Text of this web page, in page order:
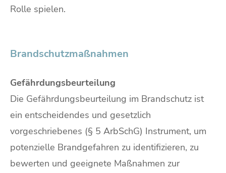
Rolle spielen.
Brandschutzmaßnahmen
Gefährdungsbeurteilung
Die Gefährdungsbeurteilung im Brandschutz ist
ein entscheidendes und gesetzlich
vorgeschriebenes (§ 5 ArbSchG) Instrument, um
potenzielle Brandgefahren zu identifizieren, zu
bewerten und geeignete Maßnahmen zur